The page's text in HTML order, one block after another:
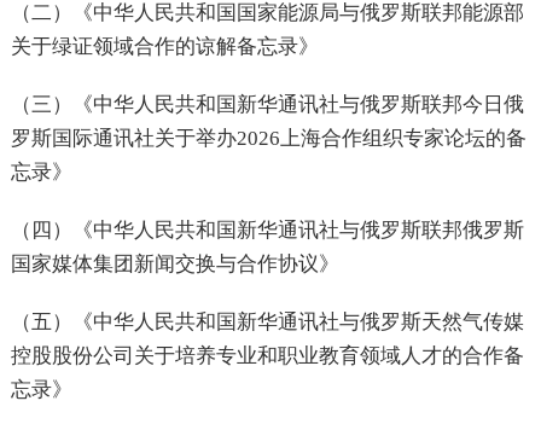
（二）《中华人民共和国国家能源局与俄罗斯联邦能源部
关于绿证领域合作的谅解备忘录》
（三）《中华人民共和国新华通讯社与俄罗斯联邦今日俄
罗斯国际通讯社关于举办2026上海合作组织专家论坛的备
忘录》
（四）《中华人民共和国新华通讯社与俄罗斯联邦俄罗斯
国家媒体集团新闻交换与合作协议》
（五）《中华人民共和国新华通讯社与俄罗斯天然气传媒
控股股份公司关于培养专业和职业教育领域人才的合作备
忘录》